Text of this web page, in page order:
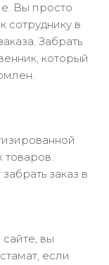
Вы просто
сотруднику в
Забрать
который
товаров.
заказ в
вы
если